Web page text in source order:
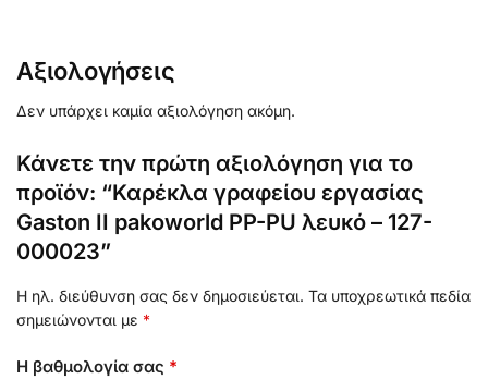
Αξιολογήσεις
Δεν υπάρχει καμία αξιολόγηση ακόμη.
Κάνετε την πρώτη αξιολόγηση για το
προϊόν: “Καρέκλα γραφείου εργασίας
Gaston II pakoworld PP-PU λευκό – 127-
000023”
Η ηλ. διεύθυνση σας δεν δημοσιεύεται. Τα υποχρεωτικά πεδία
σημειώνονται με *
Η βαθμολογία σας *